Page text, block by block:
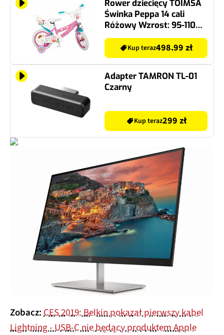
Rower dziecięcy TOIMSA
Świnka Peppa 14 cali
Różowy Wzrost: 95-110
cm Wiek: 4-6 lat
Kup teraz498.99 zł
Adapter TAMRON TL-01
Czarny
Kup teraz299 zł
Zobacz:CES 2019: Belkin pokazał pierwszy kabel
Lightning - USB-C nie będący produktem Apple